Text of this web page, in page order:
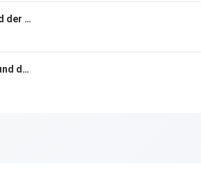
Staffel 9 Folge 1 - Elmar Egner und der Quedlinburger Domschatz
Staffel 8 Folge 6 - Kati Fritzsche und die Rotkäppchen Erlebniswelt